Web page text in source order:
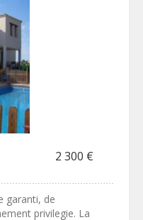
2 300 €
garanti, de
privilegie. La